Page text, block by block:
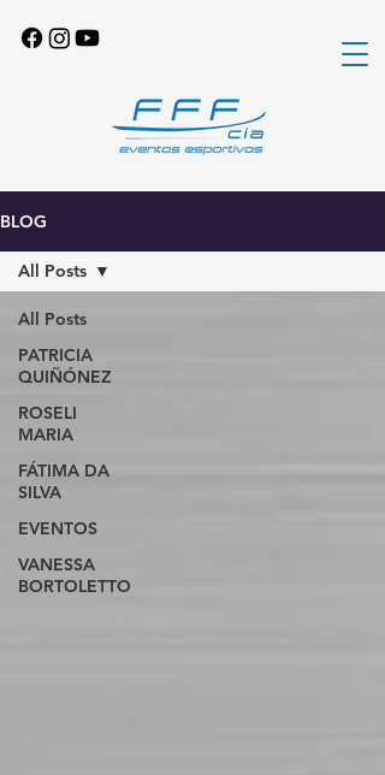
BLOG
All Posts
PATRICIA
QUIÑÓNEZ
ROSELI
MARIA
FÁTIMA DA
SILVA
EVENTOS
VANESSA
BORTOLETTO
All Posts